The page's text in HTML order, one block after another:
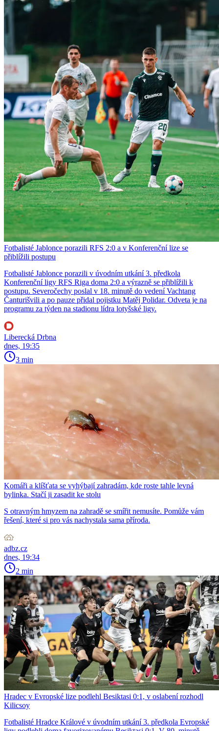
Fotbalisté Jablonce porazili RFS 2:0 a v Konferenční lize se
přiblížili postupu
Fotbalisté Jablonce porazili v úvodním utkání 3. předkola
Konferenční ligy RFS Riga doma 2:0 a výrazně se přiblížili k
postupu. Severočechy poslal v 18. minutě do vedení Vachtang
Čanturišvili a po pauze přidal pojistku Matěj Polidar. Odveta je na
programu za týden na stadionu lídra lotyšské ligy.
Liberecká Drbna
dnes, 19:35
3 min
Komáři a klíšťata se vyhýbají zahradám, kde roste tahle levná
bylinka. Stačí ji zasadit ke stolu
S otravným hmyzem na zahradě se smířit nemusíte. Pomůže vám
řešení, které si pro vás nachystala sama příroda.
adbz.cz
dnes, 19:34
2 min
Hradec v Evropské lize podlehl Besiktasi 0:1, v oslabení rozhodl
Kilicsoy
Fotbalisté Hradce Králové v úvodním utkání 3. předkola Evropské